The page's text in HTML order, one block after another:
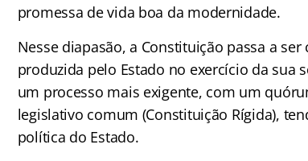
promessa de vida boa da modernidade.
Nesse diapasão, a Constituição passa a
produzida pelo Estado no exercício da sua
um processo mais exigente, com um
legislativo comum (Constituição Rígida),
política do Estado.